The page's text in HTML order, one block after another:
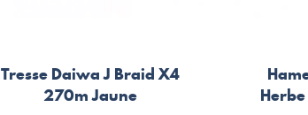
Tresse Daiwa J Braid X4
270m Jaune